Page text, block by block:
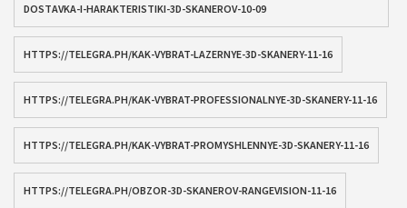
DOSTAVKA-I-HARAKTERISTIKI-3D-SKANEROV-10-09
HTTPS://TELEGRA.PH/KAK-VYBRAT-LAZERNYE-3D-SKANERY-11-16
HTTPS://TELEGRA.PH/KAK-VYBRAT-PROFESSIONALNYE-3D-SKANERY-11-16
HTTPS://TELEGRA.PH/KAK-VYBRAT-PROMYSHLENNYE-3D-SKANERY-11-16
HTTPS://TELEGRA.PH/OBZOR-3D-SKANEROV-RANGEVISION-11-16